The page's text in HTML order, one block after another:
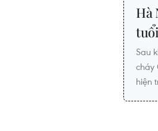
Hà
Sau
cháy
hiện